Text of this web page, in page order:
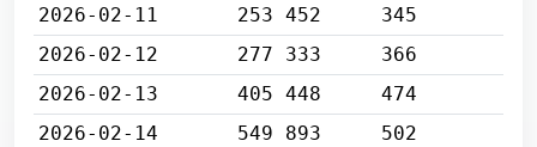
2026-02-11
253 452
345
2026-02-12
277 333
366
2026-02-13
405 448
474
2026-02-14
549 893
502